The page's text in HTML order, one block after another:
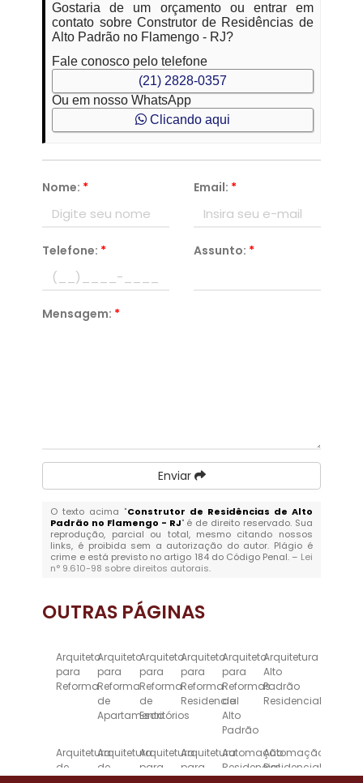
Gostaria de um orçamento ou entrar em
contato sobre Construtor de Residências de
Alto Padrão no Flamengo - RJ?
Fale conosco pelo telefone
(21) 2828-0357
Ou em nosso WhatsApp
Clicando aqui
Nome: * Email: *
Telefone: * Assunto: *
Mensagem: *
Enviar
O texto acima "Construtor de Residências de Alto
Padrão no Flamengo - RJ" é de direito reservado. Sua
reprodução, parcial ou total, mesmo citando nossos
links, é proibida sem a autorização do autor. Plágio é
crime e está previsto no artigo 184 do Código Penal. – Lei
n° 9.610-98 sobre direitos autorais.
OUTRAS PÁGINAS
Arquiteto
para
Reforma
Arquiteto
para
Reforma
de
Apartamento
Arquiteto
para
Reforma
de
Escritórios
Arquiteto
para
Reforma
Residencial
Arquiteto
para
Reformas
de
Alto
Padrão
Arquitetura
Alto
Padrão
Residencial
Arquitetura
de
Arquitetura
de
Arquitetura
para
Arquitetura
para
Automação
Residencial
Automação
Residencial